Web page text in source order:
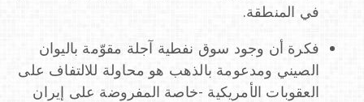
في المنطقة.
فكرة أن وجود سوق نفطية آجلة مقوّمة باليوان
الصيني ومدعومة بالذهب هو محاولة للالتفاف على
العقوبات الأمريكية -خاصة المفروضة على إيران